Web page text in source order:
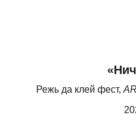
Режь да клей фест,